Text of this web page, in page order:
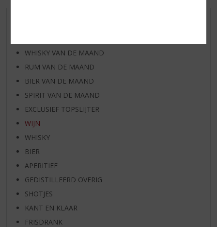
WHISKY VAN DE MAAND
RUM VAN DE MAAND
BIER VAN DE MAAND
SPIRIT VAN DE MAAND
EXCLUSIEF TOPSLIJTER
WIJN
WHISKY
BIER
APERITIEF
GEDISTILLEERD OVERIG
SHOTJES
KANT EN KLAAR
FRISDRANK